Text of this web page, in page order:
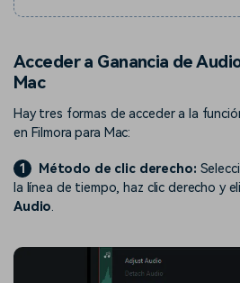
Acceder a Ganancia de
Mac
Hay tres formas de acceder a la
en Filmora para Mac:
1 Método de clic derecho:
la línea de tiempo, haz clic derecho y
Audio.